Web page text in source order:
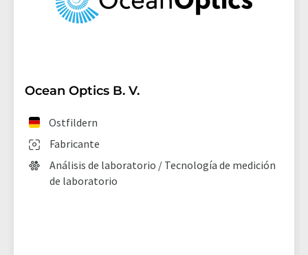
Ocean Optics B. V.
Fabricante
Ostfildern
Análisis de laboratorio / Tecnología de medición
de laboratorio